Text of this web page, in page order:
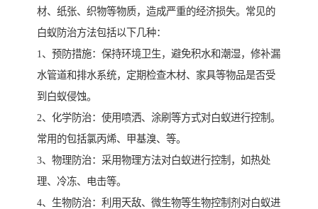
材、纸张、织物等物质，造成严重的经济损失。常见的
白蚁防治方法包括以下几种：
1、预防措施：保持环境卫生，避免积水和潮湿，修补漏
水管道和排水系统，定期检查木材、家具等物品是否受
到白蚁侵蚀。
2、化学防治：使用喷洒、涂刷等方式对白蚁进行控制。
常用的包括氯丙烯、甲基溴、等。
3、物理防治：采用物理方法对白蚁进行控制，如热处
理、冷冻、电击等。
4、生物防治：利用天敌、微生物等生物控制剂对白蚁进